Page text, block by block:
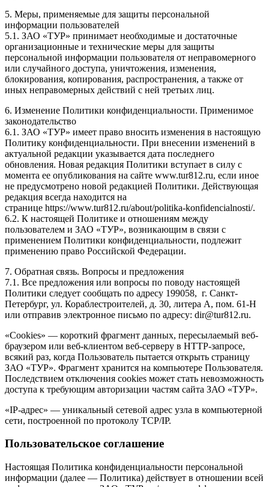
5. Меры, применяемые для защиты персональной
информации пользователей
5.1. ЗАО «ТУР» принимает необходимые и достаточные
организационные и технические меры для защиты
персональной информации пользователя от неправомерного
или случайного доступа, уничтожения, изменения,
блокирования, копирования, распространения, а также от
иных неправомерных действий с ней третьих лиц.
6. Изменение Политики конфиденциальности. Применимое
законодательство
6.1. ЗАО «ТУР» имеет право вносить изменения в настоящую
Политику конфиденциальности. При внесении изменений в
актуальной редакции указывается дата последнего
обновления. Новая редакция Политики вступает в силу с
момента ее опубликования на сайте www.tur812.ru, если иное
не предусмотрено новой редакцией Политики. Действующая
редакция всегда находится на
странице https://www.tur812.ru/about/politika-konfidencialnosti/.
6.2. К настоящей Политике и отношениям между
пользователем и ЗАО «ТУР», возникающим в связи с
применением Политики конфиденциальности, подлежит
применению право Российской Федерации.
7. Обратная связь. Вопросы и предложения
7.1. Все предложения или вопросы по поводу настоящей
Политики следует сообщать по адресу 199058, г. Санкт-
Петербург, ул. Кораблестроителей, д. 30, литера А, пом. 61-Н
или отправив электронное письмо по адресу: dir@tur812.ru.
«Cookies» — короткий фрагмент данных, пересылаемый веб-
браузером или веб-клиентом веб-серверу в HTTP-запросе,
всякий раз, когда Пользователь пытается открыть страницу
ЗАО «ТУР». Фрагмент хранится на компьютере Пользователя.
Последствием отключения cookies может стать невозможность
доступа к требующим авторизации частям сайта ЗАО «ТУР».
«IP-адрес» — уникальный сетевой адрес узла в компьютерной
сети, построенной по протоколу TCP/IP.
Пользовательское соглашение
Настоящая Политика конфиденциальности персональной
информации (далее — Политика) действует в отношении всей